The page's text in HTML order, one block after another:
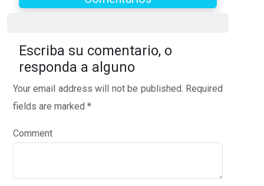
Escriba su comentario, o
responda a alguno
Your email address will not be published. Required
fields are marked *
Comment